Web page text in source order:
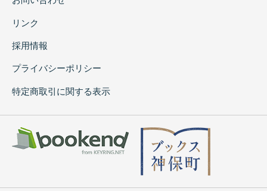
リンク
採用情報
プライバシーポリシー
特定商取引に関する表示